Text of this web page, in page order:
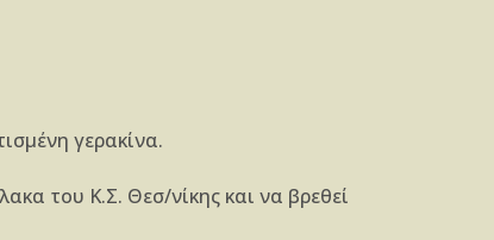
γερακίνα.
του Κ.Σ. Θεσ/νίκης και να βρεθεί